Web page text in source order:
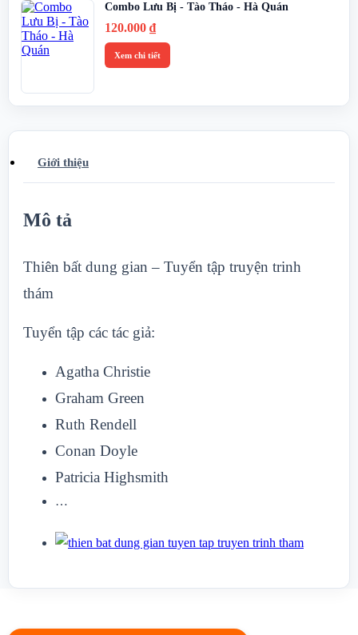
Combo Lưu Bị - Tào Tháo - Hà Quán
120.000 ₫
Xem chi tiết
Giới thiệu
Mô tả
Thiên bất dung gian – Tuyển tập truyện trinh
thám
Tuyển tập các tác giả:
Agatha Christie
Graham Green
Ruth Rendell
Conan Doyle
Patricia Highsmith
…